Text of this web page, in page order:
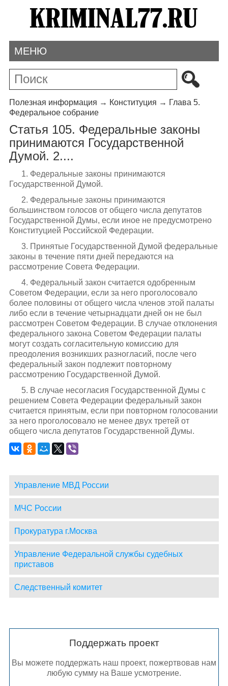
МЕНЮ
Полезная информация → Конституция → Глава 5.
Федеральное собрание
Статья 105. Федеральные законы
принимаются Государственной
Думой. 2....
1. Федеральные законы принимаются
Государственной Думой.
2. Федеральные законы принимаются
большинством голосов от общего числа депутатов
Государственной Думы, если иное не предусмотрено
Конституцией Российской Федерации.
3. Принятые Государственной Думой федеральные
законы в течение пяти дней передаются на
рассмотрение Совета Федерации.
4. Федеральный закон считается одобренным
Советом Федерации, если за него проголосовало
более половины от общего числа членов этой палаты
либо если в течение четырнадцати дней он не был
рассмотрен Советом Федерации. В случае отклонения
федерального закона Советом Федерации палаты
могут создать согласительную комиссию для
преодоления возникших разногласий, после чего
федеральный закон подлежит повторному
рассмотрению Государственной Думой.
5. В случае несогласия Государственной Думы с
решением Совета Федерации федеральный закон
считается принятым, если при повторном голосовании
за него проголосовало не менее двух третей от
общего числа депутатов Государственной Думы.
Управление МВД России
МЧС России
Прокуратура г.Москва
Управление Федеральной службы судебных
приставов
Следственный комитет
Поддержать проект
Вы можете поддержать наш проект, пожертвовав нам
любую сумму на Ваше усмотрение.